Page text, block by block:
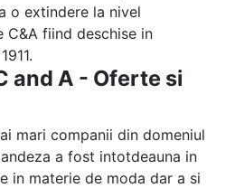
o extindere la nivel
C&A fiind deschise in
and A - Oferte si
mari companii din domeniul
a fost intotdeauna in
in materie de moda dar a si